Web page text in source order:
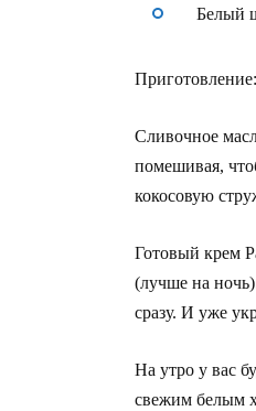
Белый
Приготовление:
Сливочное
помешивая,
кокосовую
Готовый крем
(лучше на
сразу. И уже
На утро у вас
свежим белым